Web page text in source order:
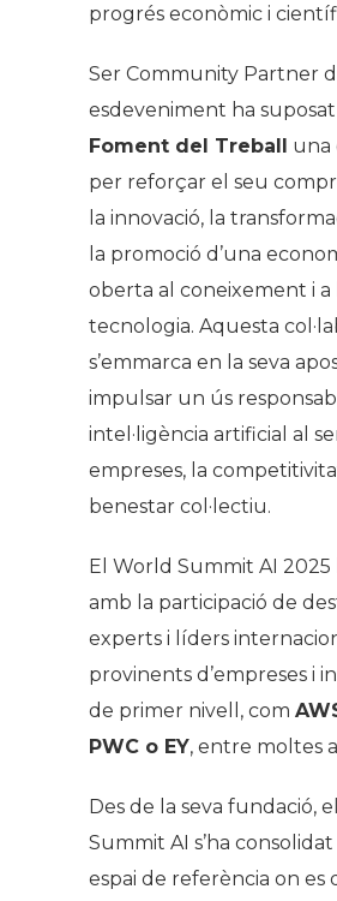
progrés econòmic i
Ser Community Partner
esdeveniment ha
Foment del Treball una
per reforçar el seu
la innovació, la
la promoció d’una
oberta al coneixement i a
tecnologia. Aquesta
s’emmarca en la seva
impulsar un ús
intel·ligència artificial al
empreses, la
benestar col·lectiu.
El World Summit AI
amb la participació de
experts i líders
provinents d’empreses i
de primer nivell, com
PWC o EY, entre moltes
Des de la seva fundació,
Summit AI s’ha
espai de referència on es